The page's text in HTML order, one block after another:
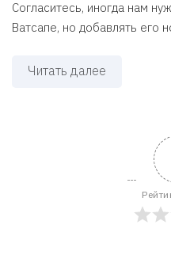
Согласитесь, иногда нам
Ватсапе, но добавлять его
Читать далее